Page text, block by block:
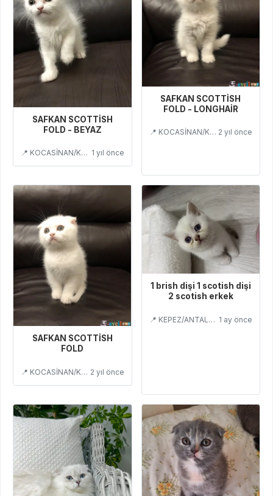
SAFKAN SCOTTİSH
FOLD - BEYAZ
📍 KOCASİNAN/KAYSERİ 1 yıl önce
SAFKAN SCOTTİSH
FOLD - LONGHAİR
📍 KOCASİNAN/KAYSERİ 2 yıl önce
SAFKAN SCOTTİSH
FOLD
📍 KOCASİNAN/KAYSERİ 2 yıl önce
1 brish dişi 1 scotish dişi
2 scotish erkek
📍 KEPEZ/ANTALYA 1 ay önce